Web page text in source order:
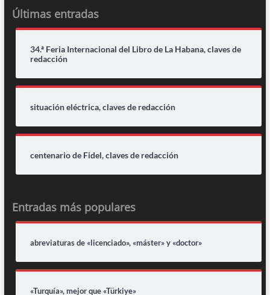
Últimas entradas
34.ª Feria Internacional del Libro de La Habana, claves de
redacción
situación eléctrica, claves de redacción
centenario de Fidel, claves de redacción
Entradas más populares
abreviaturas de «licenciado», «máster» y «doctor»
«Turquía», mejor que «Türkiye»